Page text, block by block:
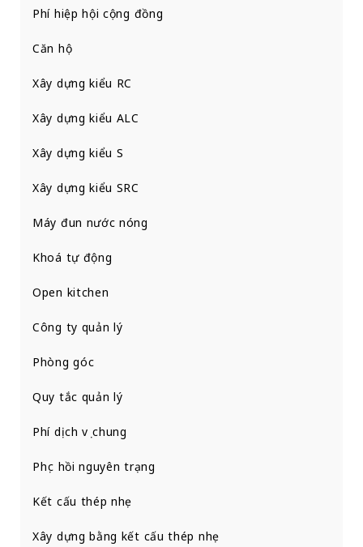
Phí hiệp hội cộng đồng
Căn hộ
Xây dựng kiểu RC
Xây dựng kiểu ALC
Xây dựng kiểu S
Xây dựng kiểu SRC
Máy đun nước nóng
Khoá tự động
Open kitchen
Công ty quản lý
Phòng góc
Quy tắc quản lý
Phí dịch vụ chung
Phục hồi nguyên trạng
Kết cấu thép nhẹ
Xây dựng bằng kết cấu thép nhẹ